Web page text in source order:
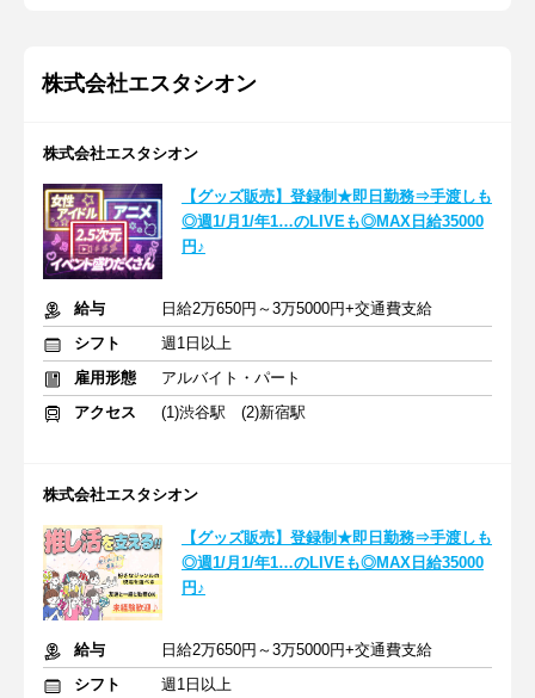
株式会社エスタシオン
株式会社エスタシオン
【グッズ販売】登録制★即日勤務⇒手渡しも
◎週1/月1/年1…のLIVEも◎MAX日給35000
円♪
給与
日給2万650円～3万5000円+交通費支給
シフト
週1日以上
雇用形態
アルバイト・パート
アクセス
(1)渋谷駅 (2)新宿駅
株式会社エスタシオン
【グッズ販売】登録制★即日勤務⇒手渡しも
◎週1/月1/年1…のLIVEも◎MAX日給35000
円♪
給与
日給2万650円～3万5000円+交通費支給
シフト
週1日以上